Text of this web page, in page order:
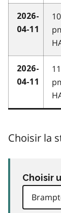
2026-
04-11
2026-
04-11
Choisir la
Choisir